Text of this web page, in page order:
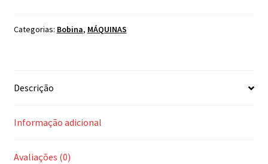
Categorias: Bobina, MÁQUINAS
Descrição
Informação adicional
Avaliações (0)